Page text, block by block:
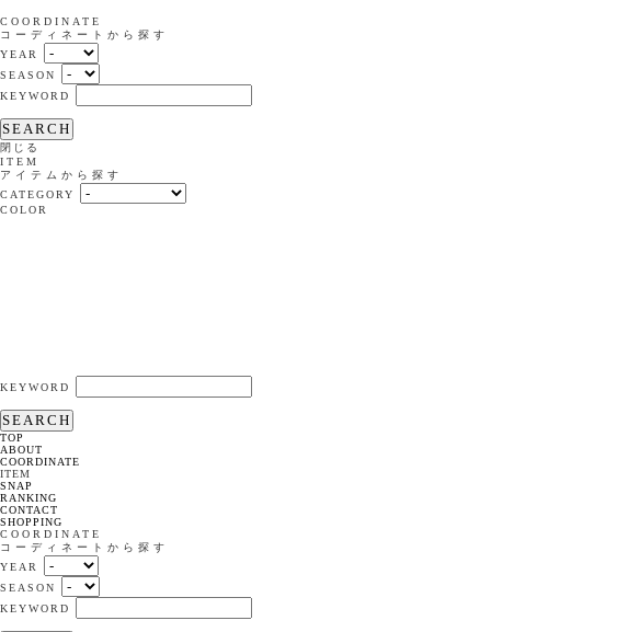
COORDINATE
コーディネートから探す
YEAR
SEASON
KEYWORD
SEARCH
閉じる
ITEM
アイテムから探す
CATEGORY
COLOR
KEYWORD
SEARCH
TOP
ABOUT
COORDINATE
ITEM
SNAP
RANKING
CONTACT
SHOPPING
COORDINATE
コーディネートから探す
YEAR
SEASON
KEYWORD